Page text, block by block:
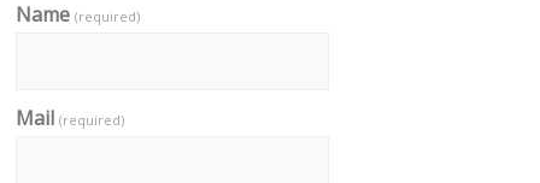
Name(required)
Mail(required)